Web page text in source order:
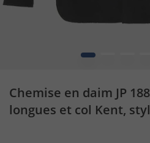
1
Chemise en daim JP
longues et col Kent,